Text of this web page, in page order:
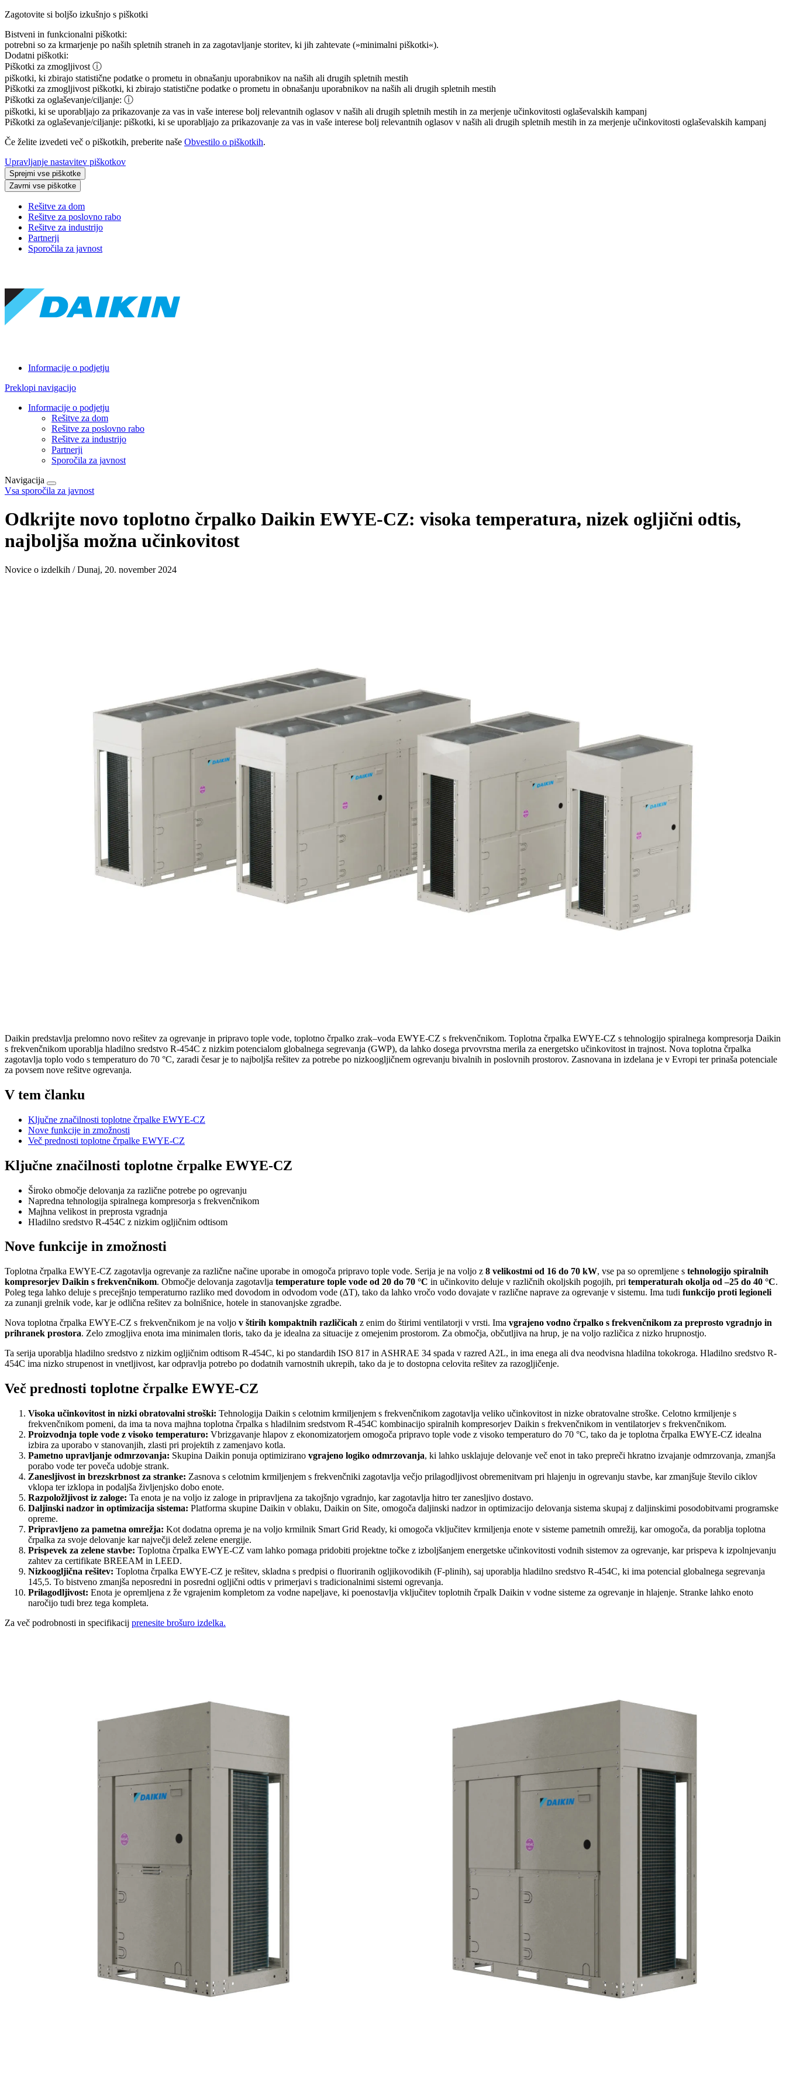
Zagotovite si boljšo izkušnjo s piškotki
Bistveni in funkcionalni piškotki:
potrebni so za krmarjenje po naših spletnih straneh in za zagotavljanje storitev, ki jih zahtevate (»minimalni piškotki«).
Dodatni piškotki:
Piškotki za zmogljivost ⓘ
piškotki, ki zbirajo statistične podatke o prometu in obnašanju uporabnikov na naših ali drugih spletnih mestih
Piškotki za zmogljivost piškotki, ki zbirajo statistične podatke o prometu in obnašanju uporabnikov na naših ali drugih spletnih mestih
Piškotki za oglaševanje/ciljanje: ⓘ
piškotki, ki se uporabljajo za prikazovanje za vas in vaše interese bolj relevantnih oglasov v naših ali drugih spletnih mestih in za merjenje učinkovitosti oglaševalskih kampanj
Piškotki za oglaševanje/ciljanje: piškotki, ki se uporabljajo za prikazovanje za vas in vaše interese bolj relevantnih oglasov v naših ali drugih spletnih mestih in za merjenje učinkovitosti oglaševalskih kampanj
Če želite izvedeti več o piškotkih, preberite naše Obvestilo o piškotkih.
Upravljanje nastavitev piškotkov
Sprejmi vse piškotke
Zavrni vse piškotke
Rešitve za dom
Rešitve za poslovno rabo
Rešitve za industrijo
Partnerji
Sporočila za javnost
Informacije o podjetju
Preklopi navigacijo
Informacije o podjetju
Rešitve za dom
Rešitve za poslovno rabo
Rešitve za industrijo
Partnerji
Sporočila za javnost
Navigacija
Vsa sporočila za javnost
Odkrijte novo toplotno črpalko Daikin EWYE-CZ: visoka temperatura, nizek ogljični odtis,
najboljša možna učinkovitost
Novice o izdelkih / Dunaj, 20. november 2024
Daikin predstavlja prelomno novo rešitev za ogrevanje in pripravo tople vode, toplotno črpalko zrak–voda EWYE-CZ s frekvenčnikom. Toplotna črpalka EWYE-CZ s tehnologijo spiralnega kompresorja Daikin
s frekvenčnikom uporablja hladilno sredstvo R-454C z nizkim potencialom globalnega segrevanja (GWP), da lahko dosega prvovrstna merila za energetsko učinkovitost in trajnost. Nova toplotna črpalka
zagotavlja toplo vodo s temperaturo do 70 °C, zaradi česar je to najboljša rešitev za potrebe po nizkoogljičnem ogrevanju bivalnih in poslovnih prostorov. Zasnovana in izdelana je v Evropi ter prinaša potenciale
za povsem nove rešitve ogrevanja.
V tem članku
Ključne značilnosti toplotne črpalke EWYE-CZ
Nove funkcije in zmožnosti
Več prednosti toplotne črpalke EWYE-CZ
Ključne značilnosti toplotne črpalke EWYE-CZ
Široko območje delovanja za različne potrebe po ogrevanju
Napredna tehnologija spiralnega kompresorja s frekvenčnikom
Majhna velikost in preprosta vgradnja
Hladilno sredstvo R-454C z nizkim ogljičnim odtisom
Nove funkcije in zmožnosti
Toplotna črpalka EWYE-CZ zagotavlja ogrevanje za različne načine uporabe in omogoča pripravo tople vode. Serija je na voljo z 8 velikostmi od 16 do 70 kW, vse pa so opremljene s tehnologijo spiralnih
kompresorjev Daikin s frekvenčnikom. Območje delovanja zagotavlja temperature tople vode od 20 do 70 °C in učinkovito deluje v različnih okoljskih pogojih, pri temperaturah okolja od –25 do 40 °C.
Poleg tega lahko deluje s precejšnjo temperaturno razliko med dovodom in odvodom vode (∆T), tako da lahko vročo vodo dovajate v različne naprave za ogrevanje v sistemu. Ima tudi funkcijo proti legioneli
za zunanji grelnik vode, kar je odlična rešitev za bolnišnice, hotele in stanovanjske zgradbe.
Nova toplotna črpalka EWYE-CZ s frekvenčnikom je na voljo v štirih kompaktnih različicah z enim do štirimi ventilatorji v vrsti. Ima vgrajeno vodno črpalko s frekvenčnikom za preprosto vgradnjo in
prihranek prostora. Zelo zmogljiva enota ima minimalen tloris, tako da je idealna za situacije z omejenim prostorom. Za območja, občutljiva na hrup, je na voljo različica z nizko hrupnostjo.
Ta serija uporablja hladilno sredstvo z nizkim ogljičnim odtisom R-454C, ki po standardih ISO 817 in ASHRAE 34 spada v razred A2L, in ima enega ali dva neodvisna hladilna tokokroga. Hladilno sredstvo R-
454C ima nizko strupenost in vnetljivost, kar odpravlja potrebo po dodatnih varnostnih ukrepih, tako da je to dostopna celovita rešitev za razogljičenje.
Več prednosti toplotne črpalke EWYE-CZ
Visoka učinkovitost in nizki obratovalni stroški: Tehnologija Daikin s celotnim krmiljenjem s frekvenčnikom zagotavlja veliko učinkovitost in nizke obratovalne stroške. Celotno krmiljenje s
frekvenčnikom pomeni, da ima ta nova majhna toplotna črpalka s hladilnim sredstvom R-454C kombinacijo spiralnih kompresorjev Daikin s frekvenčnikom in ventilatorjev s frekvenčnikom.
Proizvodnja tople vode z visoko temperaturo: Vbrizgavanje hlapov z ekonomizatorjem omogoča pripravo tople vode z visoko temperaturo do 70 °C, tako da je toplotna črpalka EWYE-CZ idealna
izbira za uporabo v stanovanjih, zlasti pri projektih z zamenjavo kotla.
Pametno upravljanje odmrzovanja: Skupina Daikin ponuja optimizirano vgrajeno logiko odmrzovanja, ki lahko usklajuje delovanje več enot in tako prepreči hkratno izvajanje odmrzovanja, zmanjša
porabo vode ter poveča udobje strank.
Zanesljivost in brezskrbnost za stranke: Zasnova s celotnim krmiljenjem s frekvenčniki zagotavlja večjo prilagodljivost obremenitvam pri hlajenju in ogrevanju stavbe, kar zmanjšuje število ciklov
vklopa ter izklopa in podaljša življenjsko dobo enote.
Razpoložljivost iz zaloge: Ta enota je na voljo iz zaloge in pripravljena za takojšnjo vgradnjo, kar zagotavlja hitro ter zanesljivo dostavo.
Daljinski nadzor in optimizacija sistema: Platforma skupine Daikin v oblaku, Daikin on Site, omogoča daljinski nadzor in optimizacijo delovanja sistema skupaj z daljinskimi posodobitvami programske
opreme.
Pripravljeno za pametna omrežja: Kot dodatna oprema je na voljo krmilnik Smart Grid Ready, ki omogoča vključitev krmiljenja enote v sisteme pametnih omrežij, kar omogoča, da porablja toplotna
črpalka za svoje delovanje kar največji delež zelene energije.
Prispevek za zelene stavbe: Toplotna črpalka EWYE-CZ vam lahko pomaga pridobiti projektne točke z izboljšanjem energetske učinkovitosti vodnih sistemov za ogrevanje, kar prispeva k izpolnjevanju
zahtev za certifikate BREEAM in LEED.
Nizkoogljična rešitev: Toplotna črpalka EWYE-CZ je rešitev, skladna s predpisi o fluoriranih ogljikovodikih (F-plinih), saj uporablja hladilno sredstvo R-454C, ki ima potencial globalnega segrevanja
145,5. To bistveno zmanjša neposredni in posredni ogljični odtis v primerjavi s tradicionalnimi sistemi ogrevanja.
Prilagodljivost: Enota je opremljena z že vgrajenim kompletom za vodne napeljave, ki poenostavlja vključitev toplotnih črpalk Daikin v vodne sisteme za ogrevanje in hlajenje. Stranke lahko enoto
naročijo tudi brez tega kompleta.
Za več podrobnosti in specifikacij prenesite brošuro izdelka.